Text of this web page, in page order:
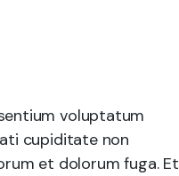
voluptatum
cupiditate non
et dolorum fuga. Et